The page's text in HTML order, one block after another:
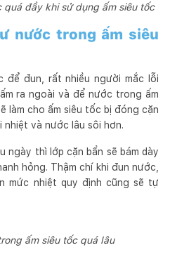
đầy khi sử dụng ấm siêu tốc
nước trong ấm siêu
để đun, rất nhiều người mắc lỗi
ra ngoài và để nước trong ấm
làm cho ấm siêu tốc bị đóng cặn
và nước lâu sôi hơn.
ngày thì lớp cặn bẩn sẽ bám dày
hỏng. Thậm chí khi đun nước,
mức nhiệt quy định cũng sẽ tự
ấm siêu tốc quá lâu